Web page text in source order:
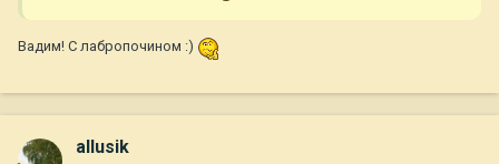
Вадим! С лабропочином :)
allusik